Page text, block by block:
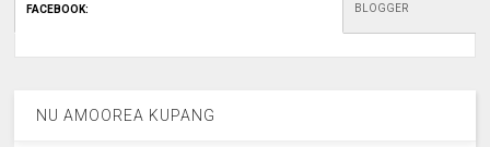
FACEBOOK: BLOGGER
NU AMOOREA KUPANG